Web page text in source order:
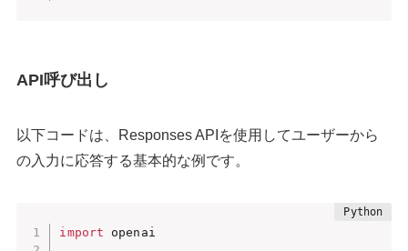
API呼び出し
以下コードは、Responses APIを使用してユーザーから
の入力に応答する基本的な例です。
import openai